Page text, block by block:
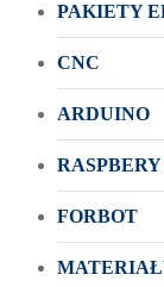
PAKIETY
CNC
ARDUINO
FORBOT